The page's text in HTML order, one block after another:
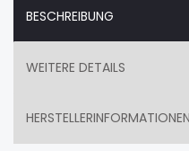
BESCHREIBUNG
WEITERE DETAILS
HERSTELLERINFORMATIONEN